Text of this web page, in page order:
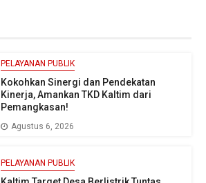
PELAYANAN PUBLIK
Kokohkan Sinergi dan Pendekatan
Kinerja, Amankan TKD Kaltim dari
Pemangkasan!
Agustus 6, 2026
PELAYANAN PUBLIK